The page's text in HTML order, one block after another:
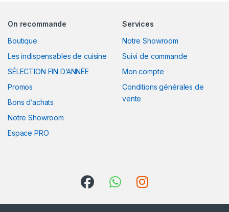
On recommande
Boutique
Les indispensables de cuisine
SÉLECTION FIN D’ANNÉE
Promos
Bons d’achats
Notre Showroom
Espace PRO
Services
Notre Showroom
Suivi de commande
Mon compte
Conditions générales de
vente